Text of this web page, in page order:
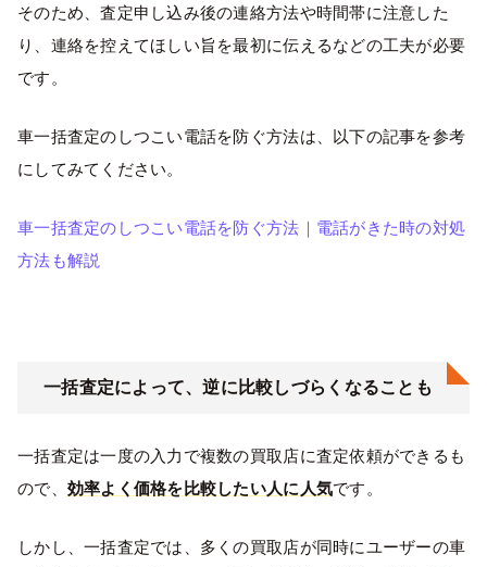
そのため、査定申し込み後の連絡方法や時間帯に注意した
り、連絡を控えてほしい旨を最初に伝えるなどの工夫が必要
です。
車一括査定のしつこい電話を防ぐ方法は、以下の記事を参考
にしてみてください。
車一括査定のしつこい電話を防ぐ方法｜電話がきた時の対処
方法も解説
一括査定によって、逆に比較しづらくなることも
一括査定は一度の入力で複数の買取店に査定依頼ができるも
ので、 効率よく価格を比較したい人に人気です。
しかし、一括査定では、多くの買取店が同時にユーザーの車